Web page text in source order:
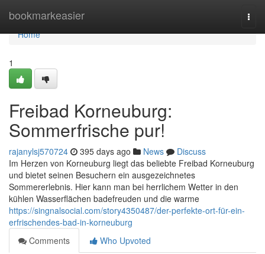
bookmarkeasier
Home
Home
1
Freibad Korneuburg:
Sommerfrische pur!
rajanylsj570724 395 days ago News
Discuss
Im Herzen von Korneuburg liegt das beliebte Freibad Korneuburg
und bietet seinen Besuchern ein ausgezeichnetes
Sommererlebnis. Hier kann man bei herrlichem Wetter in den
kühlen Wasserflächen badefreuden und die warme
https://singnalsocial.com/story4350487/der-perfekte-ort-für-ein-
erfrischendes-bad-in-korneuburg
Comments
Who Upvoted